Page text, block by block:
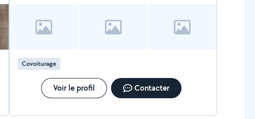
Covoiturage
Voir le profil Contacter